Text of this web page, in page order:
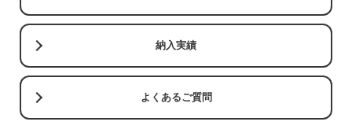
納入実績
よくあるご質問